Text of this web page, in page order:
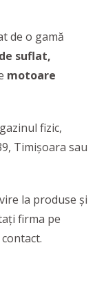
de o gamă
suflat,
motoare
fizic,
Timișoara sau
la produse și
firma pe